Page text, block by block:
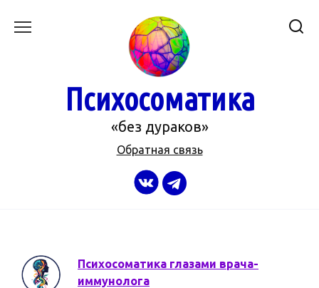
Психосоматика
«без дураков»
Обратная связь
Психосоматика глазами врача-
иммунолога